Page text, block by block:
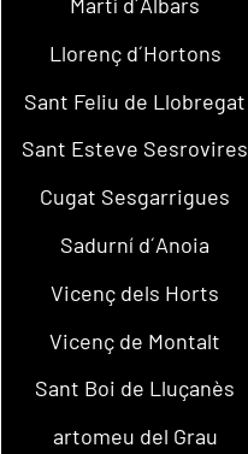
Llorenç d´Hortons
Sant Feliu de Llobregat
Sant Esteve Sesrovires
Cugat Sesgarrigues
Sadurní d´Anoia
Vicenç dels Horts
Vicenç de Montalt
Sant Boi de Lluçanès
artomeu del Grau